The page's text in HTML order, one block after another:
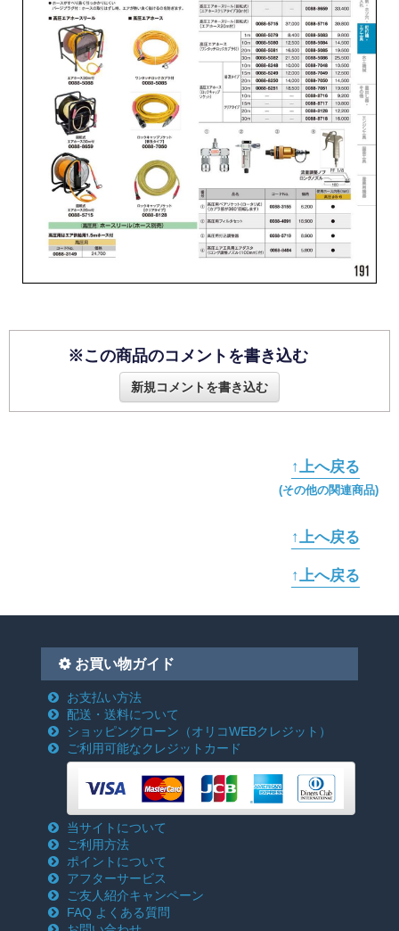
※この商品のコメントを書き込む
新規コメントを書き込む
↑上へ戻る
(その他の関連商品)
↑上へ戻る
↑上へ戻る
お買い物ガイド
お支払い方法
配送・送料について
ショッピングローン （オリコWEBクレジット）
ご利用可能なクレジットカード
当サイトについて
ご利用方法
ポイントについて
アフターサービス
ご友人紹介キャンペーン
FAQ よくある質問